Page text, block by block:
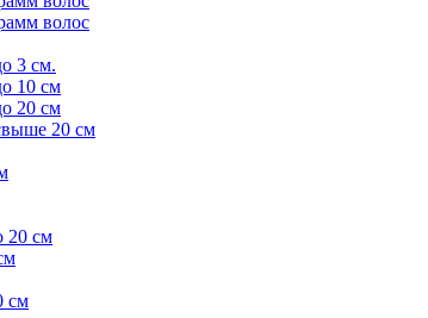
волос
3 см.
10 см
20 см
20 см
20 см
см